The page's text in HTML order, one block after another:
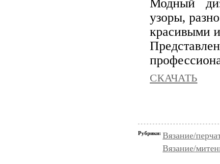
Модный
узоры,
красивыми
СКАЧАТЬ
Рубрики: Вязание/
Вязание/